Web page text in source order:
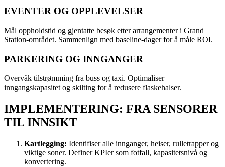
EVENTER OG OPPLEVELSER
Mål oppholdstid og gjentatte besøk etter arrangementer i Grand
Station-området. Sammenlign med baseline-dager for å måle ROI.
PARKERING OG INNGANGER
Overvåk tilstrømming fra buss og taxi. Optimaliser
inngangskapasitet og skilting for å redusere flaskehalser.
IMPLEMENTERING: FRA SENSORER
TIL INNSIKT
Kartlegging: Identifiser alle innganger, heiser, rulletrapper og
viktige soner. Definer KPIer som fotfall, kapasitetsnivå og
konvertering.